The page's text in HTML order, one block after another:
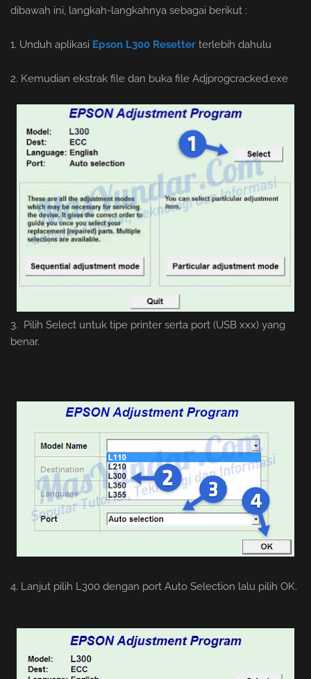
dibawah ini, langkah-langkahnya sebagai berikut :
1. Unduh aplikasi Epson L300 Resetter terlebih dahulu
2. Kemudian ekstrak file dan buka file Adjprogcracked.exe
3. Pilih Select untuk tipe printer serta port (USB xxx) yang
benar.
4. Lanjut pilih L300 dengan port Auto Selection lalu pilih OK.